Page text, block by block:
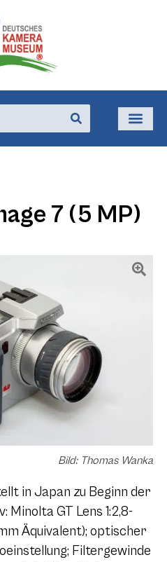
7 (5 MP)
Bild: Thomas Wanka
in Japan zu Beginn der
GT Lens 1:2,8-
Äquivalent); optischer
Filtergewinde